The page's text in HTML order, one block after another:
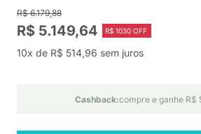
R$ 6.179,88
R$ 5.149,64 R$ 1030 OFF
10x de R$ 514,96 sem juros
Cashback:compre e ganhe R$